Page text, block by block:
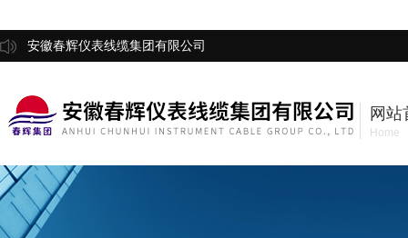
安徽春辉仪表线缆集团有限公司
网站
Home